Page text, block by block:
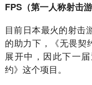
FPS（第一人称射击
目前日本最火的射击
的助力下，《无畏契
展开中，因此下一
约》这个项目。